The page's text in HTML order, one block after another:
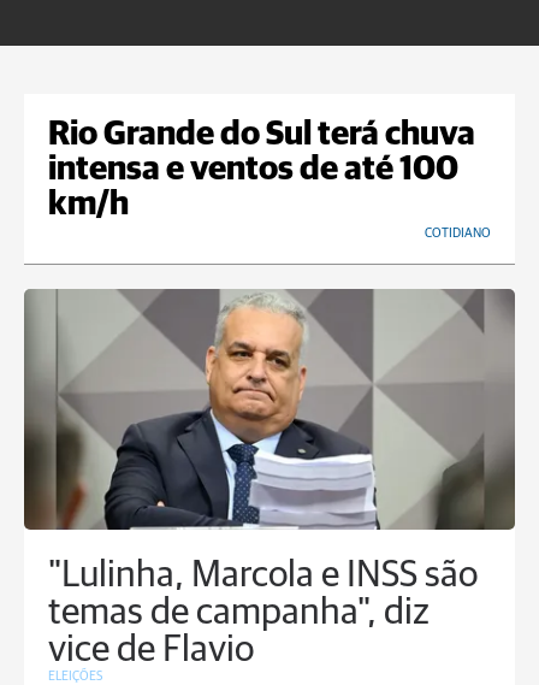
Rio Grande do Sul terá chuva
intensa e ventos de até 100
km/h
COTIDIANO
"Lulinha, Marcola e INSS são
temas de campanha", diz
vice de Flavio
ELEIÇÕES